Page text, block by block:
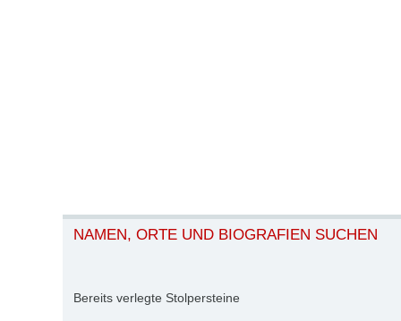
NAMEN, ORTE UND BIOGRAFIEN SUCHEN
Bereits verlegte Stolpersteine